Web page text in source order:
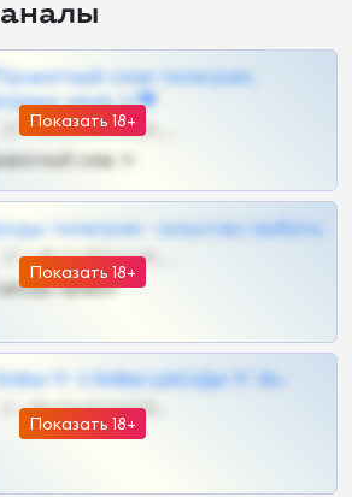
Показать 18+
слив телеграм,
шкур тг❤
57 •
слив тг
Показать 18+
телеграм - искуство любить
27 •
шкоды приват
Показать 18+
ТГ СЛИВЫ ШКОДЫ ТГ 18+
0 •